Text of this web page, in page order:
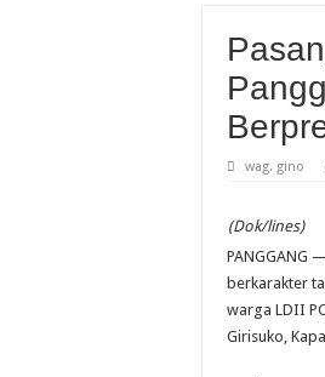
wag. gino
(Dok/lines)
PANGGANG
berkarakter
warga LDII
Girisuko,